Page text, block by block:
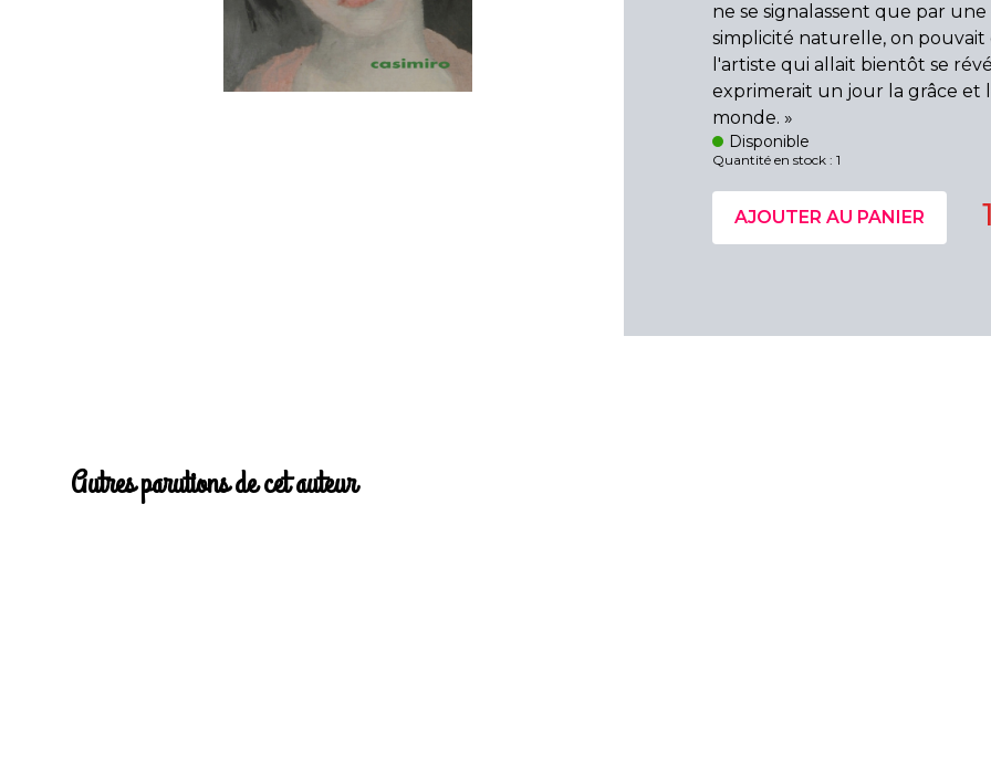
ne se signalassent que par
simplicité naturelle, on pouvait
l'artiste qui allait bientôt se
exprimerait un jour la grâce et
monde. »
Disponible
Quantité en stock : 1
AJOUTER AU PANIER
Autres parutions de cet auteur